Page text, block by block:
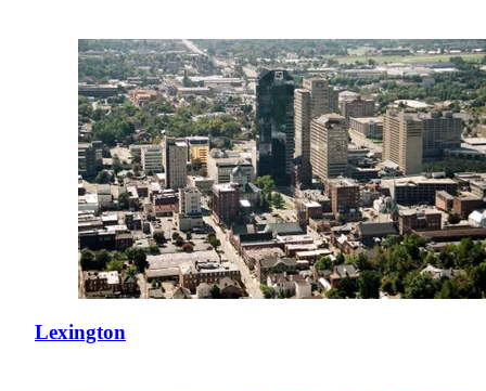
Lexington